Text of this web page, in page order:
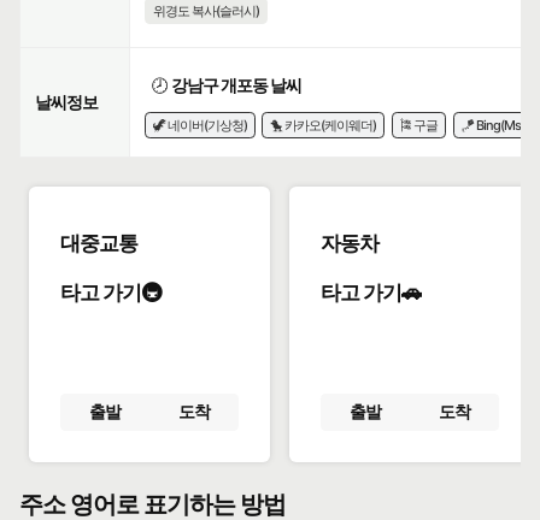
위경도 복사(슬러시)
날씨정보
🕗 강남구 개포동 날씨
🦖 네이버(기상청) 🐤 카카오(케이웨더) 🎏 구글 🪁 Bing(Msn)
대중교통
타고 가기🚇
출발 도착
자동차
타고 가기🚗
출발 도착
주소 영어로 표기하는 방법